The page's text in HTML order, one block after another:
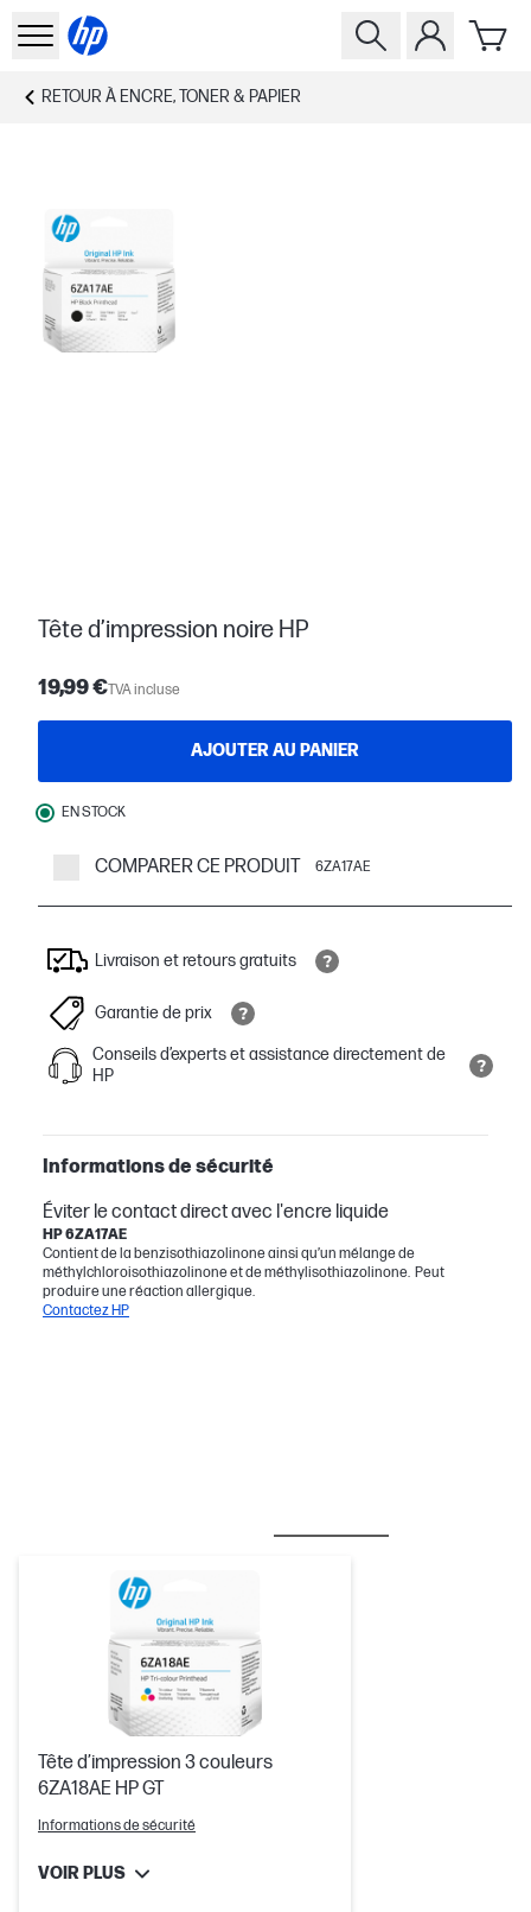
RETOUR À ENCRE, TONER & PAPIER
Tête d’impression noire HP
19,99 €TVA incluse
AJOUTER AU PANIER
EN STOCK
COMPARER CE PRODUIT 6ZA17AE
Livraison et retours gratuits
Garantie de prix
Conseils d’experts et assistance directement de
HP
Informations de sécurité
Éviter le contact direct avec l'encre liquide
HP 6ZA17AE
Contient de la benzisothiazolinone ainsi qu’un mélange de
méthylchloroisothiazolinone et de méthylisothiazolinone. Peut
produire une réaction allergique.
Contactez HP
Tête d’impression 3 couleurs
6ZA18AE HP GT
Informations de sécurité
VOIR PLUS